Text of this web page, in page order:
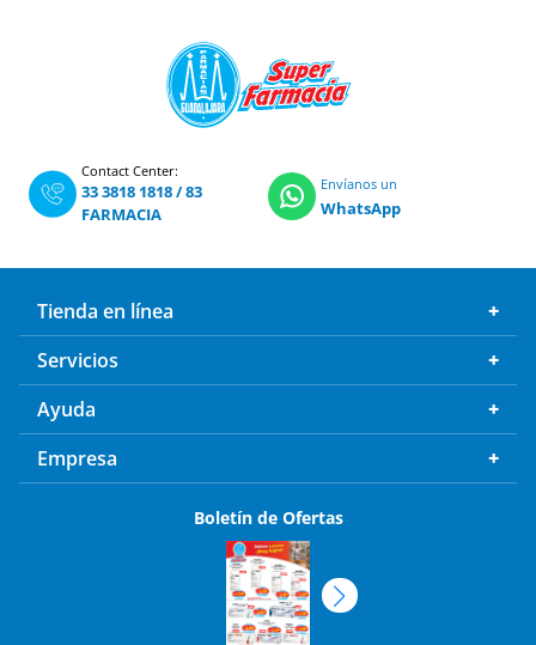
Contact Center:
33 3818 1818/83
FARMACIA
Envíanos un
WhatsApp
Tienda en línea
Servicios
Ayuda
Empresa
Boletín de Ofertas